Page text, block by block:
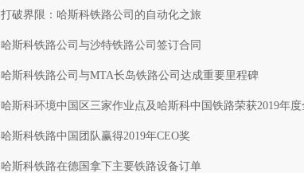
打破界限：哈斯科铁路公司的自动化之旅
哈斯科铁路公司与沙特铁路公司签订合同
哈斯科铁路公司与MTA长岛铁路公司达成重要里程碑
哈斯科环境中国区三家作业点及哈斯科中国铁路荣获2019年度全球总
哈斯科铁路中国团队赢得2019年CEO奖
哈斯科铁路在德国拿下主要铁路设备订单